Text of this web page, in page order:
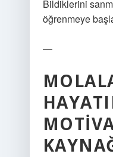
Bildiklerini
öğrenmeye
—